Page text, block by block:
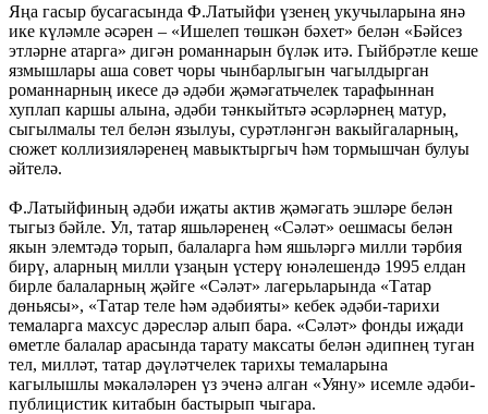
Яңа гасыр бусагасында Ф.Латыйфи үзенең укучыларына янә
ике күләмле әсәрен – «Ишелеп төшкән бәхет» белән «Бәйсез
этләрне атарга» дигән романнарын бүләк итә. Гыйбрәтле кеше
язмышлары аша совет чоры чынбарлыгын чагылдырган
романнарның икесе дә әдәби җәмәгатьчелек тарафыннан
хуплап каршы алына, әдәби тәнкыйтьтә әсәрләрнең матур,
сыгылмалы тел белән язылуы, сурәтләнгән вакыйгаларның,
сюжет коллизияләренең мавыктыргыч һәм тормышчан булуы
әйтелә.
Ф.Латыйфиның әдәби иҗаты актив җәмәгать эшләре белән
тыгыз бәйле. Ул, татар яшьләренең «Сәләт» оешмасы белән
якын элемтәдә торып, балаларга һәм яшьләргә милли тәрбия
бирү, аларның милли үзаңын үстерү юнәлешендә 1995 елдан
бирле балаларның җәйге «Сәләт» лагерьларында «Татар
дөньясы», «Татар теле һәм әдәбияты» кебек әдәби-тарихи
темаларга махсус дәресләр алып бара. «Сәләт» фонды иҗади
өметле балалар арасында тарату максаты белән әдипнең туган
тел, милләт, татар дәүләтчелек тарихы темаларына
кагылышлы мәкаләләрен үз эченә алган «Уяну» исемле әдәби-
публицистик китабын бастырып чыгара.